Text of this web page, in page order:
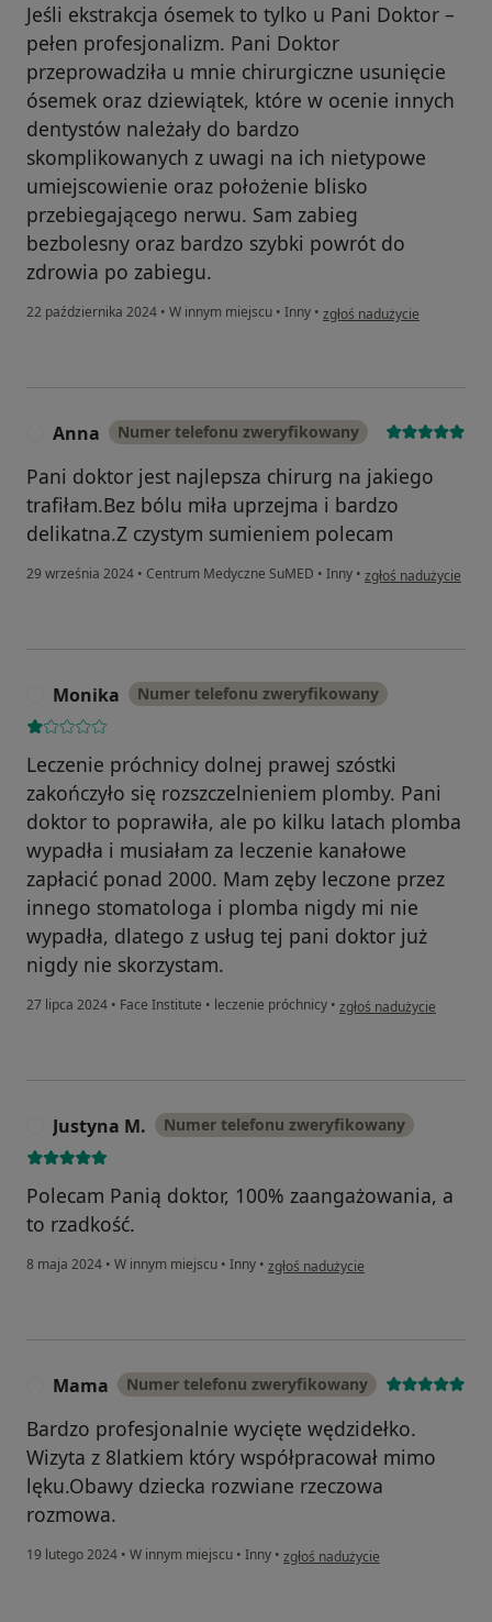
Jeśli ekstrakcja ósemek to tylko u Pani Doktor –
pełen profesjonalizm. Pani Doktor
przeprowadziła u mnie chirurgiczne usunięcie
ósemek oraz dziewiątek, które w ocenie innych
dentystów należały do bardzo
skomplikowanych z uwagi na ich nietypowe
umiejscowienie oraz położenie blisko
przebiegającego nerwu. Sam zabieg
bezbolesny oraz bardzo szybki powrót do
zdrowia po zabiegu.
22 października 2024 • W innym miejscu • Inny • w opinii użytkownika Marcin
zgłoś nadużycie
Anna Numer telefonu zweryfikowany
Pani doktor jest najlepsza chirurg na jakiego
trafiłam.Bez bólu miła uprzejma i bardzo
delikatna.Z czystym sumieniem polecam
29 września 2024 • Centrum Medyczne SuMED • Inny • w opinii użytkownika
zgłoś nadużycie
Monika Numer telefonu zweryfikowany
Leczenie próchnicy dolnej prawej szóstki
zakończyło się rozszczelnieniem plomby. Pani
doktor to poprawiła, ale po kilku latach plomba
wypadła i musiałam za leczenie kanałowe
zapłacić ponad 2000. Mam zęby leczone przez
innego stomatologa i plomba nigdy mi nie
wypadła, dlatego z usług tej pani doktor już
nigdy nie skorzystam.
27 lipca 2024 • Face Institute • leczenie próchnicy • w opinii użytkownika
zgłoś nadużycie
Justyna M. Numer telefonu zweryfikowany
Polecam Panią doktor, 100% zaangażowania, a
to rzadkość.
8 maja 2024 • W innym miejscu • Inny • w opinii użytkownika Justyna M.
zgłoś nadużycie
Mama Numer telefonu zweryfikowany
Bardzo profesjonalnie wycięte wędzidełko.
Wizyta z 8latkiem który współpracował mimo
lęku.Obawy dziecka rozwiane rzeczowa
rozmowa.
19 lutego 2024 • W innym miejscu • Inny • w opinii użytkownika Mama
zgłoś nadużycie